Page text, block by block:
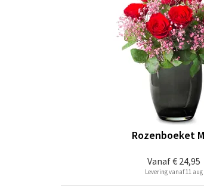
Vanaf€ 24,95
Rozenboeket
Levering vanaf 11 aug